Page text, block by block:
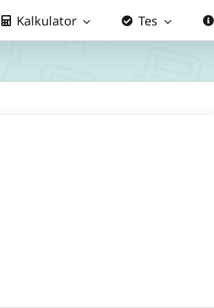
Kalkulator Tes